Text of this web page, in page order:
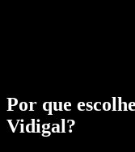
Por que
Vidigal?